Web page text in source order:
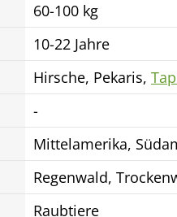
60-100 kg
10-22 Jahre
Hirsche, Pekaris,
-
Mittelamerika,
Regenwald,
Raubtiere